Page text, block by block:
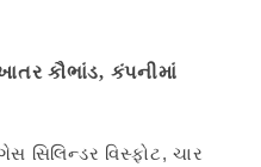
કૌભાંડ, કંપનીમાં